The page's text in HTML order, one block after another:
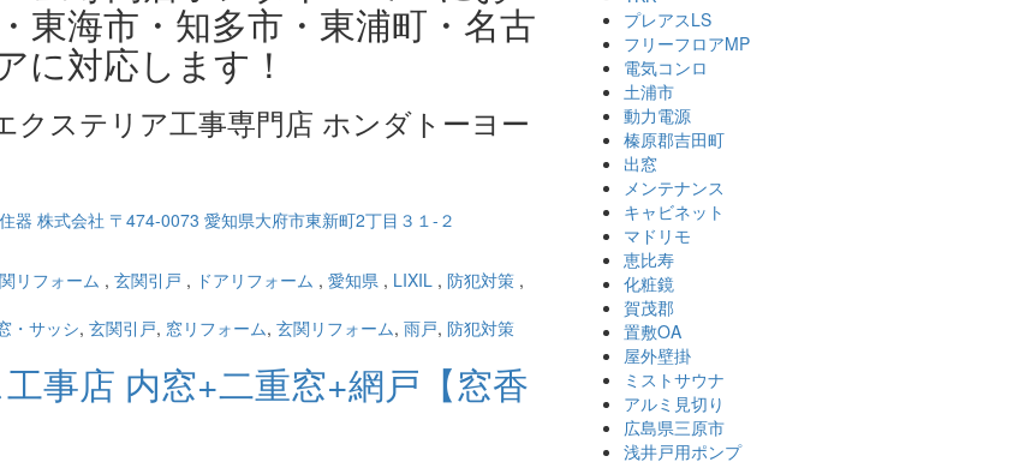
東海市・知多市・東浦町・名古
に対応します！
クステリア工事専門店 ホンダトーヨー
リフォーム , 玄関引戸 , ドアリフォーム , 愛知県 , LIXIL , 防犯対策 ,
・サッシ, 玄関引戸, 窓リフォーム, 玄関リフォーム, 雨戸, 防犯対策
事店 内窓+二重窓+網戸【窓香
プレアスLS
フリーフロアMP
電気コンロ
土浦市
動力電源
榛原郡吉田町
出窓
メンテナンス
キャビネット
マドリモ
恵比寿
化粧鏡
賀茂郡
置敷OA
屋外壁掛
ミストサウナ
アルミ見切り
広島県三原市
浅井戸用ポンプ